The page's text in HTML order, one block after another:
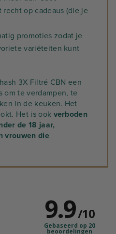
op cadeaus (die je
promoties zodat je
variëteiten kunt
3X Filtré CBN een
om te verdampen, te
in de keuken. Het
Het is ook verboden
de 18 jaar,
vrouwen die
9.9/10
Gebaseerd op 20
beoordelingen